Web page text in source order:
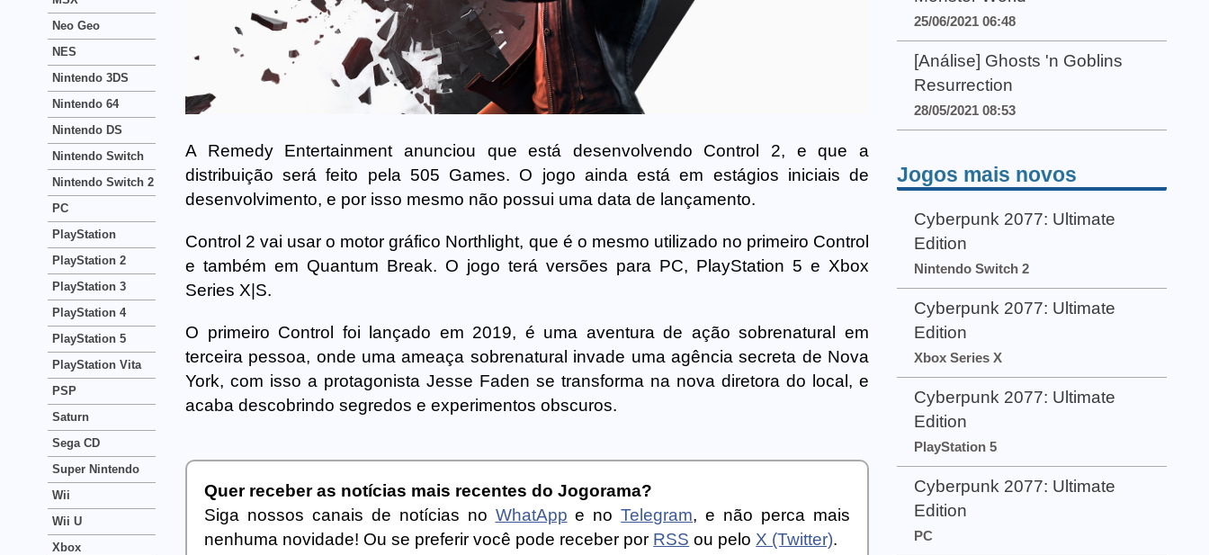
A Remedy Entertainment anunciou que está desenvolvendo Control 2, e que a
distribuição será feito pela 505 Games. O jogo ainda está em estágios iniciais de
desenvolvimento, e por isso mesmo não possui uma data de lançamento.
Control 2 vai usar o motor gráfico Northlight, que é o mesmo utilizado no primeiro Control
e também em Quantum Break. O jogo terá versões para PC, PlayStation 5 e Xbox
Series X|S.
O primeiro Control foi lançado em 2019, é uma aventura de ação sobrenatural em
terceira pessoa, onde uma ameaça sobrenatural invade uma agência secreta de Nova
York, com isso a protagonista Jesse Faden se transforma na nova diretora do local, e
acaba descobrindo segredos e experimentos obscuros.
Quer receber as notícias mais recentes do Jogorama?
Siga nossos canais de notícias no WhatApp e noTelegram, e não perca mais
nenhuma novidade! Ou se preferir você pode receber por RSS ou peloX (Twitter).
Neo Geo
NES
Nintendo 3DS
Nintendo 64
Nintendo DS
Nintendo Switch
Nintendo Switch 2
PC
PlayStation
PlayStation 2
PlayStation 3
PlayStation 4
PlayStation 5
PlayStation Vita
PSP
Saturn
Sega CD
Super Nintendo
Wii
Wii U
Xbox
25/06/2021 06:48
[Análise] Ghosts 'n Goblins
Resurrection
28/05/2021 08:53
Jogos mais novos
Cyberpunk 2077: Ultimate
Edition
Nintendo Switch 2
Cyberpunk 2077: Ultimate
Edition
Xbox Series X
Cyberpunk 2077: Ultimate
Edition
PlayStation 5
Cyberpunk 2077: Ultimate
Edition
PC